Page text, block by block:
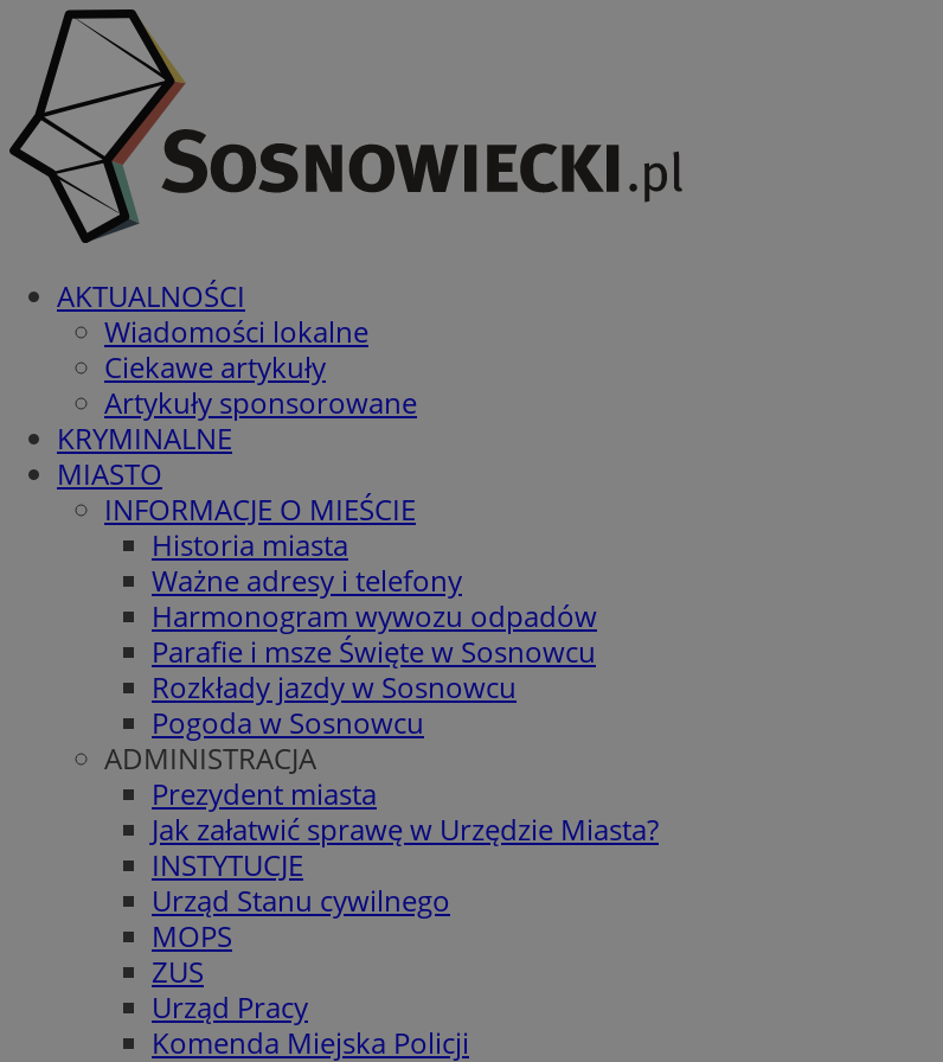
AKTUALNOŚCI
Wiadomości lokalne
Ciekawe artykuły
Artykuły sponsorowane
KRYMINALNE
MIASTO
INFORMACJE O MIEŚCIE
Historia miasta
Ważne adresy i telefony
Harmonogram wywozu odpadów
Parafie i msze Święte w Sosnowcu
Rozkłady jazdy w Sosnowcu
Pogoda w Sosnowcu
ADMINISTRACJA
Prezydent miasta
Jak załatwić sprawę w Urzędzie Miasta?
INSTYTUCJE
Urząd Stanu cywilnego
MOPS
ZUS
Urząd Pracy
Komenda Miejska Policji